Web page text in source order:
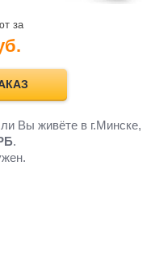
за
Вы живёте в г.Минске,
.